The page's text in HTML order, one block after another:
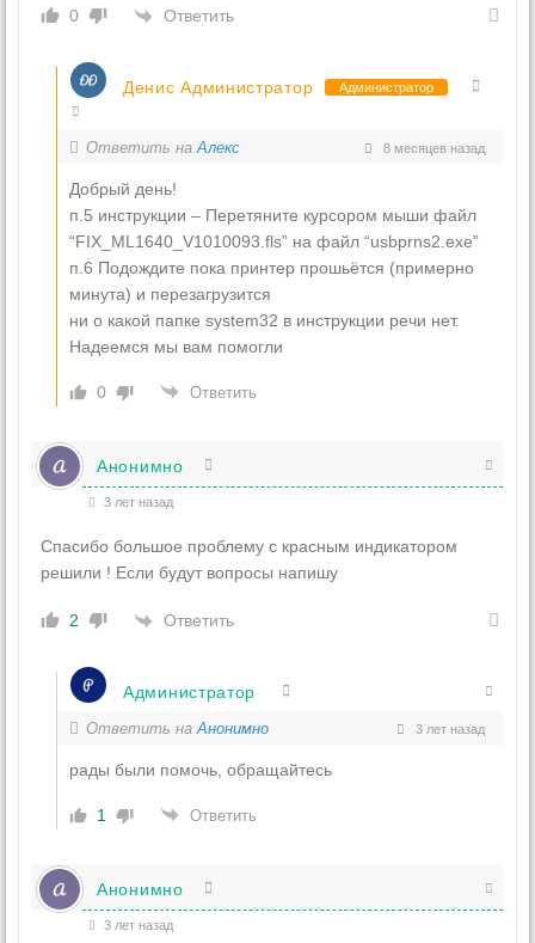
0 Ответить
Денис Администратор Администратор
Ответить на Алекс 8 месяцев назад
Добрый день!
п.5 инструкции – Перетяните курсором мыши файл
“FIX_ML1640_V1010093.fls” на файл “usbprns2.exe”
п.6 Подождите пока принтер прошьётся (примерно
минута) и перезагрузится
ни о какой папке system32 в инструкции речи нет.
Надеемся мы вам помогли
0 Ответить
Анонимно
3 лет назад
Спасибо большое проблему с красным индикатором
решили ! Если будут вопросы напишу
2 Ответить
Администратор
Ответить на Анонимно 3 лет назад
рады были помочь, обращайтесь
1 Ответить
Анонимно
3 лет назад